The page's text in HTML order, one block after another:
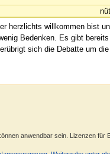
herzlichts willkommen bist
Bedenken. Es gibt
sich die Debatte um
anwendbar sein. Lizenzen für